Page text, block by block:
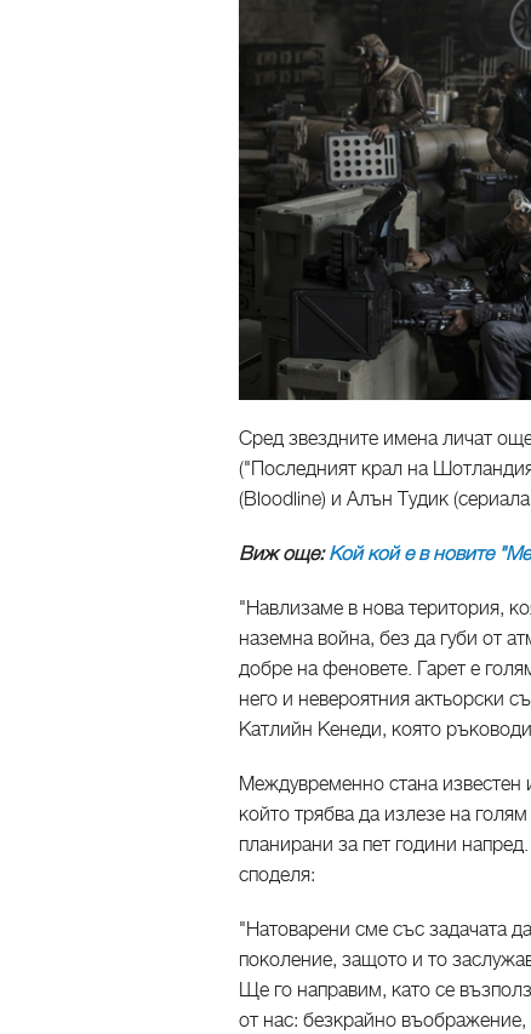
Сред звездните имена личат
("Последният крал на
(Bloodline) и Алън Тудик (сериала
Виж още:Кой кой е в новите
"Навлизаме в нова територия,
наземна война, без да губи от
добре на феновете. Гарет е
него и невероятния актьорски
Катлийн Кенеди, която
Междувременно стана
който трябва да излезе на
планирани за пет години
споделя:
"Натоварени сме със задачата
поколение, защото и то
Ще го направим, като се
от нас: безкрайно